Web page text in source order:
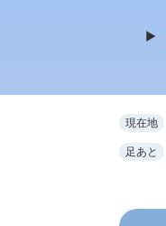
現在地
足あと
本